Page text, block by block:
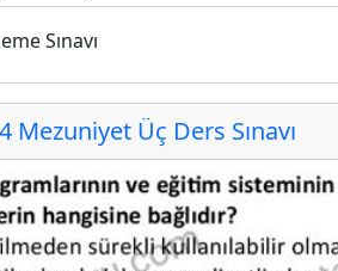
Sınavı
Mezuniyet Üç Ders Sınavı